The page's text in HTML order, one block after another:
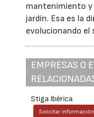
mantenimiento y
jardín. Esa es la
evolucionando el
EMPRESAS O
Stiga Ibérica
Solicitar información